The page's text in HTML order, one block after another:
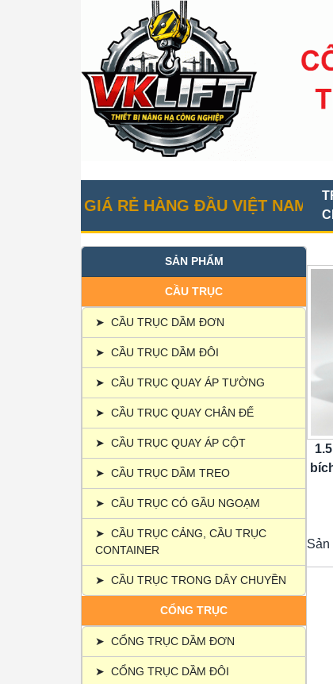
GIÁ RẺ HÀNG ĐẦU VIỆT NAM
SẢN PHẨM
CẦU TRỤC
➤ CẦU TRỤC DẦM ĐƠN
➤ CẦU TRỤC DẦM ĐÔI
➤ CẦU TRỤC QUAY ÁP TƯỜNG
➤ CẦU TRỤC QUAY CHÂN ĐẾ
➤ CẦU TRỤC QUAY ÁP CỘT
➤ CẦU TRỤC DẦM TREO
➤ CẦU TRỤC CÓ GẦU NGOẠM
➤ CẦU TRỤC CẢNG, CẦU TRỤC
CONTAINER
➤ CẦU TRỤC TRONG DÂY CHUYỀN
CỔNG TRỤC
➤ CỔNG TRỤC DẦM ĐƠN
➤ CỔNG TRỤC DẦM ĐÔI
Sản